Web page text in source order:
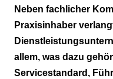
Gewusst w ie,
Prüfen und
Neben fachlicher
Praxisinhaber
allem, was dazu
Servicestandard,